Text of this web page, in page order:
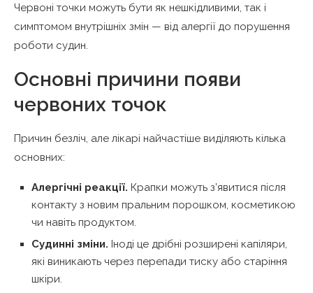
Червоні точки можуть бути як нешкідливими, так і
симптомом внутрішніх змін — від алергії до порушення
роботи судин.
Основні причини появи
червоних точок
Причин безліч, але лікарі найчастіше виділяють кілька
основних:
Алергічні реакції. Крапки можуть з’явитися після
контакту з новим пральним порошком, косметикою
чи навіть продуктом.
Судинні зміни. Іноді це дрібні розширені капіляри,
які виникають через перепади тиску або старіння
шкіри.